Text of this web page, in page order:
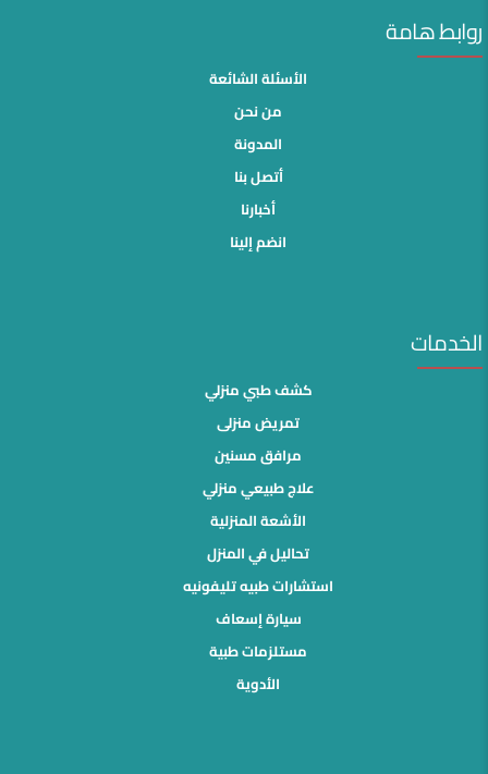
روابط هامة
الأسئلة الشائعة
من نحن
المدونة
أتصل بنا
أخبارنا
انضم إلينا
الخدمات
كشف طبي منزلي
تمريض منزلى
مرافق مسنين
علاج طبيعي منزلي
الأشعة المنزلية
تحاليل في المنزل
استشارات طبيه تليفونيه
سيارة إسعاف
مستلزمات طبية
الأدوية